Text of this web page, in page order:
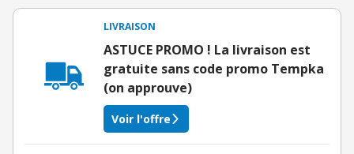
LIVRAISON
ASTUCE PROMO ! La livraison est
gratuite sans code promo Tempka
(on approuve)
Voir l'offre